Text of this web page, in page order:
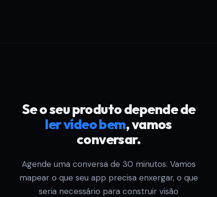
Se o seu produto depende de
ler vídeo bem, vamos
conversar.
Agende uma conversa de 30 minutos. Vamos
mapear o que seu app precisa enxergar, o que
seria necessário para construir visão